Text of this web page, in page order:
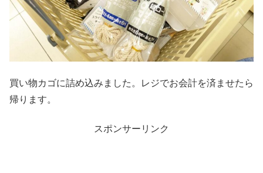
買い物カゴに詰め込みました。レジでお会計を済ませたら
帰ります。
スポンサーリンク